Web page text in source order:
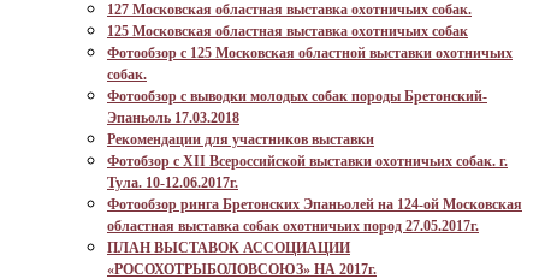
127 Московская областная выставка охотничьих собак.
125 Московская областная выставка охотничьих собак
Фотообзор с 125 Московская областной выставки охотничьих
собак.
Фотообзор с выводки молодых собак породы Бретонский-
Эпаньоль 17.03.2018
Рекомендации для участников выставки
Фотобзор с XII Всероссийской выставки охотничьих собак. г.
Тула. 10-12.06.2017г.
Фотообзор ринга Бретонских Эпаньолей на 124-ой Московская
областная выставка собак охотничьих пород 27.05.2017г.
ПЛАН ВЫСТАВОК АССОЦИАЦИИ
«РОСОХОТРЫБОЛОВСОЮЗ» НА 2017г.